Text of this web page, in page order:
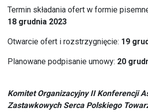
Termin składania ofert w formie
18 grudnia 2023
Otwarcie ofert i rozstrzygnięcie: 19
Planowane podpisanie umowy: 20
Komitet Organizacyjny II Konferencji
Zastawkowych Serca Polskiego